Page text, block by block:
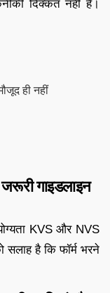
दिक्कत नहीं है।
ही नहीं
गाइडलाइन
KVS और NVS
सलाह है कि फॉर्म भरने